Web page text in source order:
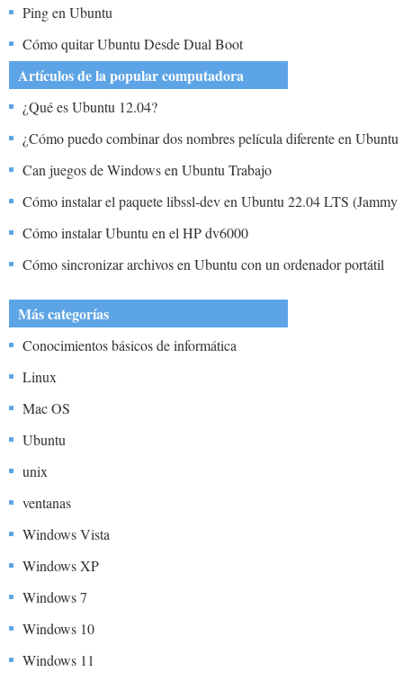
Ping en Ubuntu
Cómo quitar Ubuntu Desde Dual Boot
Artículos de la popular computadora
¿Qué es Ubuntu 12.04?
¿Cómo puedo combinar dos nombres película diferente en Ubuntu
Can juegos de Windows en Ubuntu Trabajo
Cómo instalar el paquete libssl-dev en Ubuntu 22.04 LTS (Jammy
Jellyfish)
Cómo instalar Ubuntu en el HP dv6000
Cómo sincronizar archivos en Ubuntu con un ordenador portátil
Más categorías
Conocimientos básicos de informática
Linux
Mac OS
Ubuntu
unix
ventanas
Windows Vista
Windows XP
Windows 7
Windows 10
Windows 11